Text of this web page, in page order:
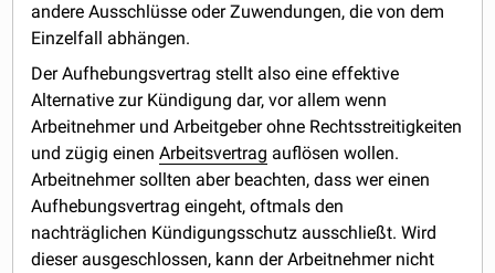
andere Ausschlüsse oder Zuwendungen, die von dem
Einzelfall abhängen.
Der Aufhebungsvertrag stellt also eine effektive
Alternative zur Kündigung dar, vor allem wenn
Arbeitnehmer und Arbeitgeber ohne Rechtsstreitigkeiten
und zügig einenArbeitsvertrag auflösen wollen.
Arbeitnehmer sollten aber beachten, dass wer einen
Aufhebungsvertrag eingeht, oftmals den
nachträglichen Kündigungsschutz ausschließt. Wird
dieser ausgeschlossen, kann der Arbeitnehmer nicht